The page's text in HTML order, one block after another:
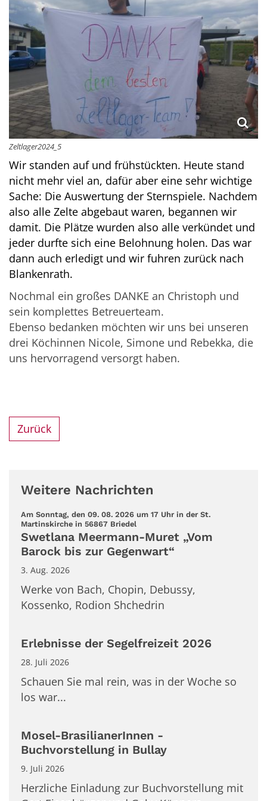
Zeltlager2024_5
Wir standen auf und frühstückten. Heute stand
nicht mehr viel an, dafür aber eine sehr wichtige
Sache: Die Auswertung der Sternspiele. Nachdem
also alle Zelte abgebaut waren, begannen wir
damit. Die Plätze wurden also alle verkündet und
jeder durfte sich eine Belohnung holen. Das war
dann auch erledigt und wir fuhren zurück nach
Blankenrath.
Nochmal ein großes DANKE an Christoph und
sein komplettes Betreuerteam.
Ebenso bedanken möchten wir uns bei unseren
drei Köchinnen Nicole, Simone und Rebekka, die
uns hervorragend versorgt haben.
Zurück
Weitere Nachrichten
Am Sonntag, den 09. 08. 2026 um 17 Uhr in der St.
Martinskirche in 56867 Briedel
Swetlana Meermann-Muret „Vom
Barock bis zur Gegenwart“
3. Aug. 2026
Werke von Bach, Chopin, Debussy,
Kossenko, Rodion Shchedrin
Erlebnisse der Segelfreizeit 2026
28. Juli 2026
Schauen Sie mal rein, was in der Woche so
los war...
Mosel-BrasilianerInnen -
Buchvorstellung in Bullay
9. Juli 2026
Herzliche Einladung zur Buchvorstellung mit